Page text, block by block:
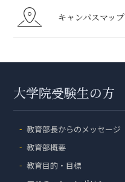
キャンパスマップ
大学院受験生の方
教育部長からのメッセージ
教育部概要
教育目的・目標